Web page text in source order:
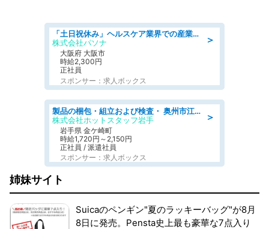
＞
「土日祝休み」ヘルスケア業界での産業保健師業務/看護師/高時給/要資格:正看護師
株式会社パソナ
大阪府 大阪市
時給2,300円
正社員
スポンサー：求人ボックス
＞
製品の梱包・組立および検査・ 奥州市江刺/大手企業で長期安定 梱包・検査・組立/半年経過毎に5万円の報奨金有
株式会社ホットスタッフ岩手
岩手県 金ケ崎町
時給1,720円～2,150円
正社員 / 派遣社員
スポンサー：求人ボックス
姉妹サイト
Suicaのペンギン"夏のラッキーバッグ"が8月
8日に発売。Pensta史上最も豪華な7点入り